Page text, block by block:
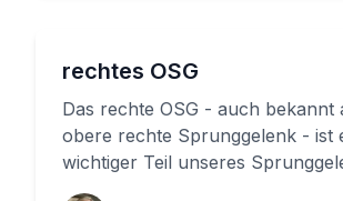
rechtes OSG
Das rechte OSG - auch bekannt
obere rechte Sprunggelenk - ist
wichtiger Teil unseres
verbindet den Unterschenkel mit